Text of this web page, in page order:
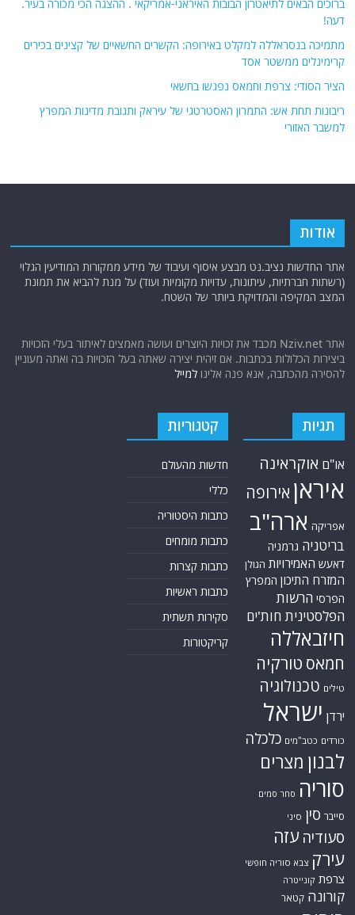
ברוכים הבאים לתיאטרון הבובות האיראני-אמריקאי . ההצגה הכי מכורה בעיר.
דעה!
מתמיכה בנסראללה למקלט באירופה: הקשרים החשאיים של קצינים בכירים
קרימינלים ממשטר אסד
הציר הסודי: צרפת וחמאס נפגשו בחשאי
ריבונות תחת אש: התמרון האסטרטגי של עיראק ותגובת מדינות המפרץ
למשבר האזורי
אודות
אתר החדשות נציב.נט מבצע איסוף ועיבוד של מידע ממקורות המודיעין הגלוי
(רשתות חברתיות, עיתונות, עדויות מקומיות ועוד) על מנת להביא את תמונת
המצב המקיפה והמדויקת ביותר של השטח.
אתר Nziv.net מכבד את זכויות היוצרים ועושה מאמצים לאיתור בעלי הזכויות
ביצירות הכלולות בכתבות. אם זיהית יצירה שאתה בעל הזכויות בה ואתה מעוניין
להסירה מהכתבה, אנא פנה אלינולמייל
תגיות
או"ם אוקראינה
איראן אירופה
אפריקה ארה"ב
בריטניה גרמניה
דאעש האמירויות הגולן
המזרח התיכון המפרץ
הפרסי הרשות
הפלסטינית חות'ים
חיזבאללה
חמאס טורקיה
טילים טכנולוגיה
ירדן ישראל
כורדים כטב"מים כלכלה
לבנון מצרים
סוריה סחר סמים
סייבר סין סיני
סעודיה עזה
עירק צבא סוריה חופשי
צרפת קונייטרה
קורונה קטאר
קטגוריות
חדשות מהעולם
כללי
כתבות היסטוריה
כתבות מומחים
כתבות קצרות
כתבות ראשיות
סקירות תשתית
קריקטורות